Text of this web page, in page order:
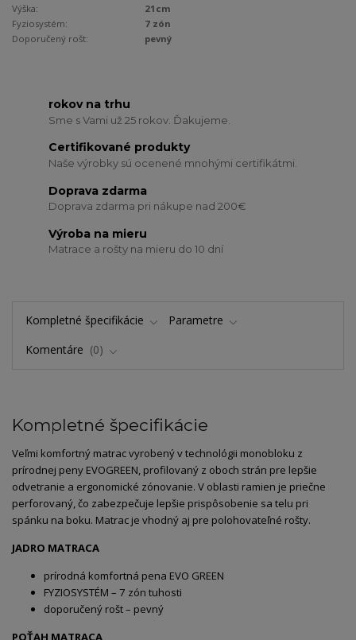
Výška:
21cm
Fyziosystém:
7 zón
Doporučený rošt:
pevný
rokov na trhu
Sme s Vami už 25 rokov. Ďakujeme.
Certifikované produkty
Naše výrobky sú ocenené mnohými certifikátmi.
Doprava zdarma
Doprava zdarma pri nákupe nad 200€
Výroba na mieru
Matrace a rošty na mieru do 10 dní
Kompletné špecifikácie
Parametre
Komentáre
0
Kompletné špecifikácie
Veľmi komfortný matrac vyrobený v technológii monobloku z
prírodnej peny EVOGREEN, profilovaný z oboch strán pre lepšie
odvetranie a ergonomické zónovanie. V oblasti ramien je priečne
perforovaný, čo zabezpečuje lepšie prispôsobenie sa telu pri
spánku na boku. Matrac je vhodný aj pre polohovateľné rošty.
JADRO MATRACA
prírodná komfortná pena EVO GREEN
FYZIOSYSTÉM – 7 zón tuhosti
doporučený rošt – pevný
POŤAH MATRACA